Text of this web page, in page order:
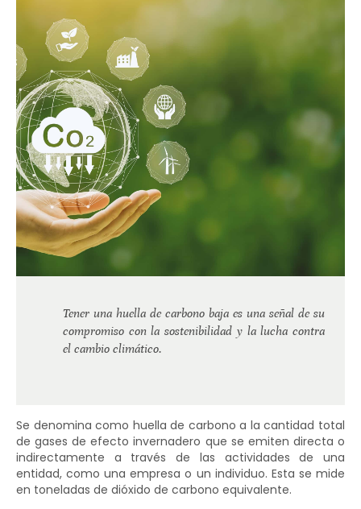
Tener una huella de carbono baja es una señal de su
compromiso con la sostenibilidad y la lucha contra
el cambio climático.
Se denomina como huella de carbono a la cantidad total
de gases de efecto invernadero que se emiten directa o
indirectamente a través de las actividades de una
entidad, como una empresa o un individuo. Esta se mide
en toneladas de dióxido de carbono equivalente.